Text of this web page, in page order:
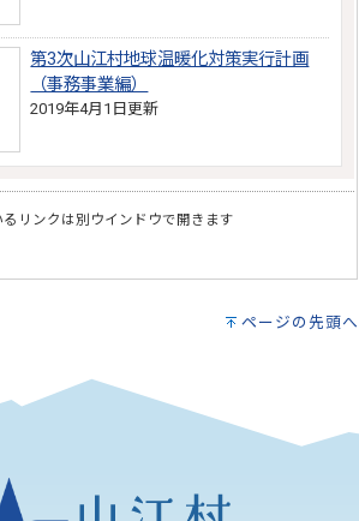
第3次山江村地球温暖化対策実行計画
（事務事業編）
2019年4月1日更新
リンクは別ウインドウで開きます
ページの先頭へ